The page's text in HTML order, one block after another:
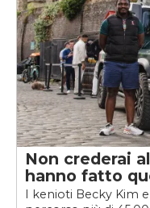
Non crederai
hanno fatto
I kenioti Becky Kim